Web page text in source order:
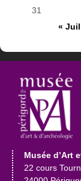
31
« Juil
Musée d’Art
22 cours